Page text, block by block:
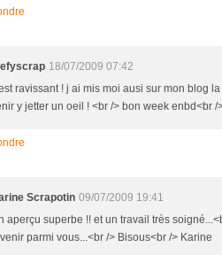
18/07/2009 07:42
ravissant ! j ai mis moi ausi sur mon blog
y jetter un oeil ! <br /> bon week enbd<br /
Scrapotin 09/07/2009 19:41
aperçu superbe !! et un travail très
parmi vous...<br /> Bisous<br /> Karine